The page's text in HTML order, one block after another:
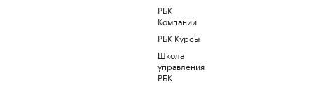
РБК
Компании
РБК Курсы
Школа
управления
РБК